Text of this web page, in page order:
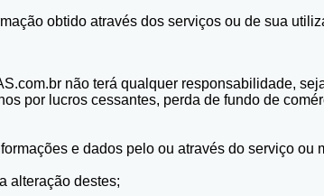
obtido através dos serviços ou de sua
não terá qualquer responsabilidade,
por lucros cessantes, perda de fundo de
e dados pelo ou através do serviço ou
alteração destes;